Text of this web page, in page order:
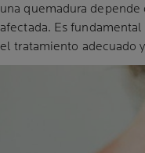
una quemadura
afectada. Es
el tratamiento adecuado